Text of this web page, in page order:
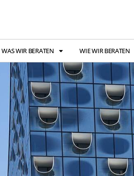
WAS WIR BERATEN WIE WIR BERATEN